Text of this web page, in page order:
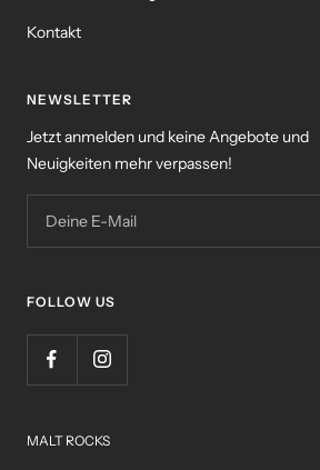
Kontakt
NEWSLETTER
Jetzt anmelden und keine Angebote und
Neuigkeiten mehr verpassen!
Deine E-Mail
FOLLOW US
MALT ROCKS